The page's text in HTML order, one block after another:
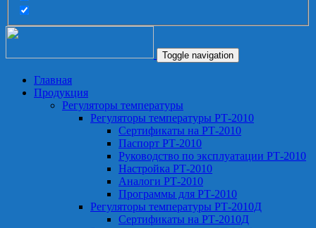
Toggle navigation
Главная
Продукция
Регуляторы температуры
Регуляторы температуры РТ-2010
Сертификаты на РТ-2010
Паспорт РТ-2010
Руководство по эксплуатации РТ-2010
Настройка РТ-2010
Аналоги РТ-2010
Программы для РТ-2010
Регуляторы температуры РТ-2010Д
Сертификаты на РТ-2010Д